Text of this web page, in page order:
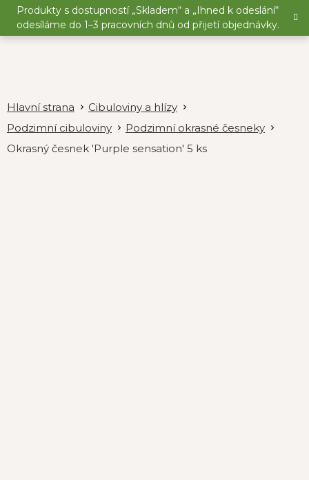
Přejít
obsah
Produkty s dostupností „Skladem“ a „Ihned k odeslání“
odesíláme do 1–3 pracovních dnů od přijetí objednávky.
Cibuloviny a hlízy
Podzimní cibuloviny
Podzimní okrasné česneky
Okrasný česnek 'Purple sensation' 5 ks